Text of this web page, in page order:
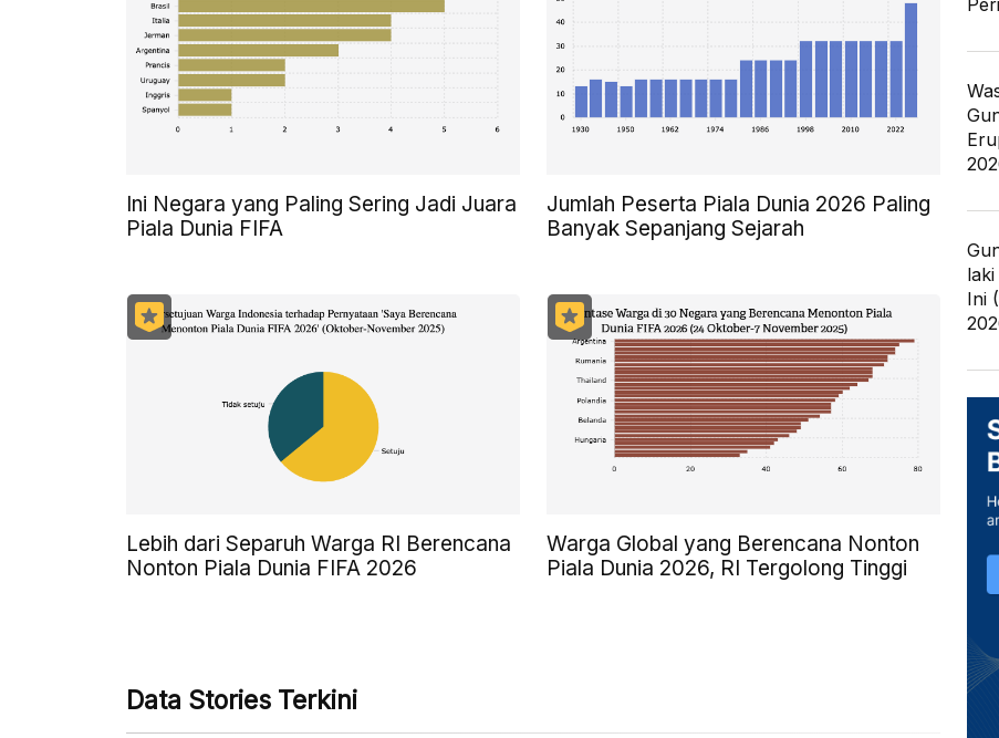
Ini Negara yang Paling Sering Jadi Juara
Piala Dunia FIFA
Jumlah Peserta Piala Dunia 2026 Paling
Banyak Sepanjang Sejarah
Lebih dari Separuh Warga RI Berencana
Nonton Piala Dunia FIFA 2026
Warga Global yang Berencana Nonton
Piala Dunia 2026, RI Tergolong Tinggi
Data Stories Terkini
Ini